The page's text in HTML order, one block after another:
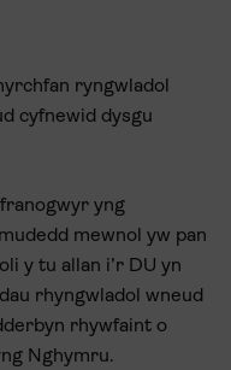
ryngwladol
cyfnewid dysgu
yng
mewnol yw pan
y tu allan i’r DU yn
rhyngwladol wneud
rhywfaint o
Nghymru.